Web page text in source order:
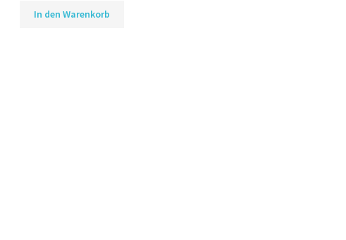
In den Warenkorb